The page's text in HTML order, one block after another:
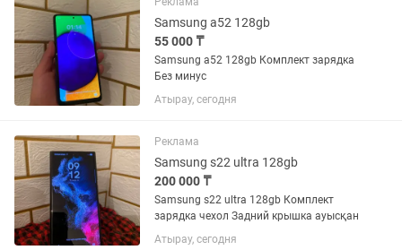
Samsung a52 128gb
55 000 ₸
Samsung a52 128gb Комплект зарядка
Без минус
Атырау, сегодня
Реклама
Samsung s22 ultra 128gb
200 000 ₸
Samsung s22 ultra 128gb Комплект
зарядка чехол Задний крышка ауысқан
Атырау, сегодня